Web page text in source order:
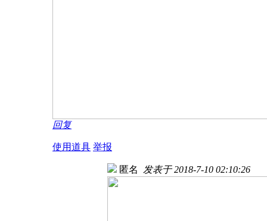
回复
使用道具 举报
匿名 发表于 2018-7-10 02:10:26